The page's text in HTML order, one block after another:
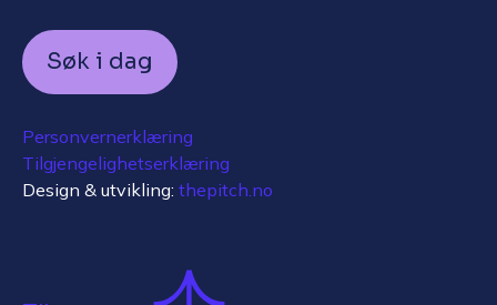
Søk i dag
Personvernerklæring
Tilgjengelighetserklæring
Design & utvikling: thepitch.no